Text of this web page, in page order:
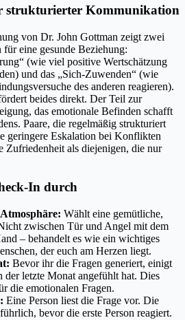
strukturierter Kommunikation
von Dr. John Gottman zeigt zwei
eine gesunde Beziehung:
(wie viel positive Wertschätzung
und das „Sich-Zuwenden“ (wie
des anderen reagieren).
beides direkt. Der Teil zur
das emotionale Befinden schafft
Paare, die regelmäßig strukturiert
geringere Eskalation bei Konflikten
Zufriedenheit als diejenigen, die nur
In durch
Wählt eine gemütliche,
zwischen Tür und Angel mit dem
– behandelt es wie ein wichtiges
der euch am Herzen liegt.
Bevor ihr die Fragen generiert, einigt
der letzte Monat angefühlt hat. Dies
die emotionalen Fragen.
Eine Person liest die Frage vor. Die
bevor die erste Person reagiert.